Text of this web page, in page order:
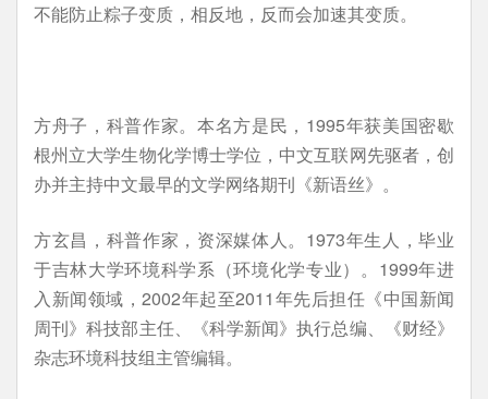
不能防止粽子变质，相反地，反而会加速其变质。
方舟子，科普作家。本名方是民，1995年获美国密歇
根州立大学生物化学博士学位，中文互联网先驱者，创
办并主持中文最早的文学网络期刊《新语丝》。
方玄昌，科普作家，资深媒体人。1973年生人，毕业
于吉林大学环境科学系（环境化学专业）。1999年进
入新闻领域，2002年起至2011年先后担任《中国新闻
周刊》科技部主任、《科学新闻》执行总编、《财经》
杂志环境科技组主管编辑。